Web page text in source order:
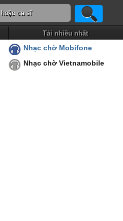
Tải nhiều nhất
Nhạc chờ Mobifone
Nhạc chờ Vietnamobile